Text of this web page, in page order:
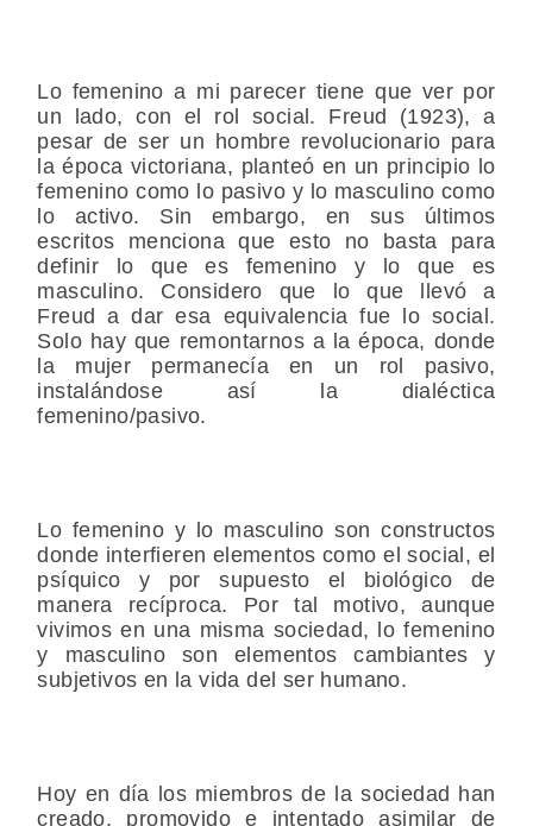
Lo femenino a mi parecer tiene que ver por
un lado, con el rol social. Freud (1923), a
pesar de ser un hombre revolucionario para
la época victoriana, planteó en un principio lo
femenino como lo pasivo y lo masculino como
lo activo. Sin embargo, en sus últimos
escritos menciona que esto no basta para
definir lo que es femenino y lo que es
masculino. Considero que lo que llevó a
Freud a dar esa equivalencia fue lo social.
Solo hay que remontarnos a la época, donde
la mujer permanecía en un rol pasivo,
instalándose así la dialéctica
femenino/pasivo.
Lo femenino y lo masculino son constructos
donde interfieren elementos como el social, el
psíquico y por supuesto el biológico de
manera recíproca. Por tal motivo, aunque
vivimos en una misma sociedad, lo femenino
y masculino son elementos cambiantes y
subjetivos en la vida del ser humano.
Hoy en día los miembros de la sociedad han
creado, promovido e intentado asimilar de